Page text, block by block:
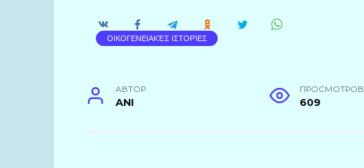
ΟΙΚΟΓΕΝΕΙΑΚΈΣ ΙΣΤΟΡΊΕΣ
АВТОР
ANI
ПРОСМОТРОВ
609